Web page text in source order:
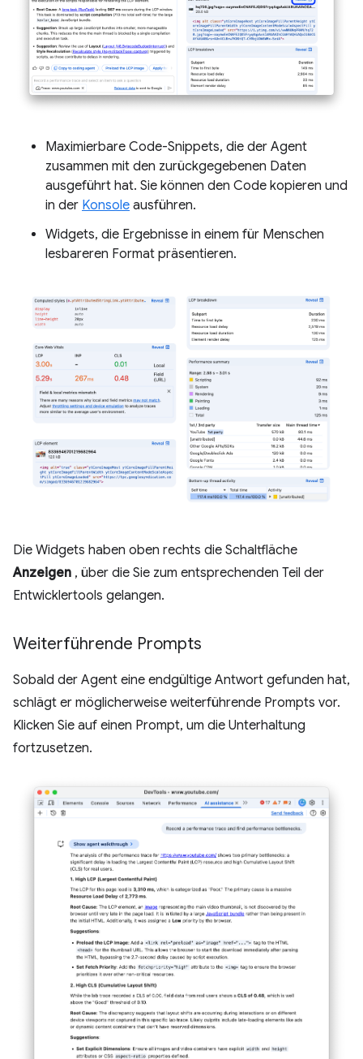
Maximierbare Code-Snippets, die der Agent
zusammen mit den zurückgegebenen Daten
ausgeführt hat. Sie können den Code kopieren und
in der Konsole ausführen.
Widgets, die Ergebnisse in einem für Menschen
lesbareren Format präsentieren.
Die Widgets haben oben rechts die Schaltfläche
Anzeigen , über die Sie zum entsprechenden Teil der
Entwicklertools gelangen.
Weiterführende Prompts
Sobald der Agent eine endgültige Antwort gefunden hat,
schlägt er möglicherweise weiterführende Prompts vor.
Klicken Sie auf einen Prompt, um die Unterhaltung
fortzusetzen.